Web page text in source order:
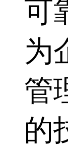
可
为
管
的